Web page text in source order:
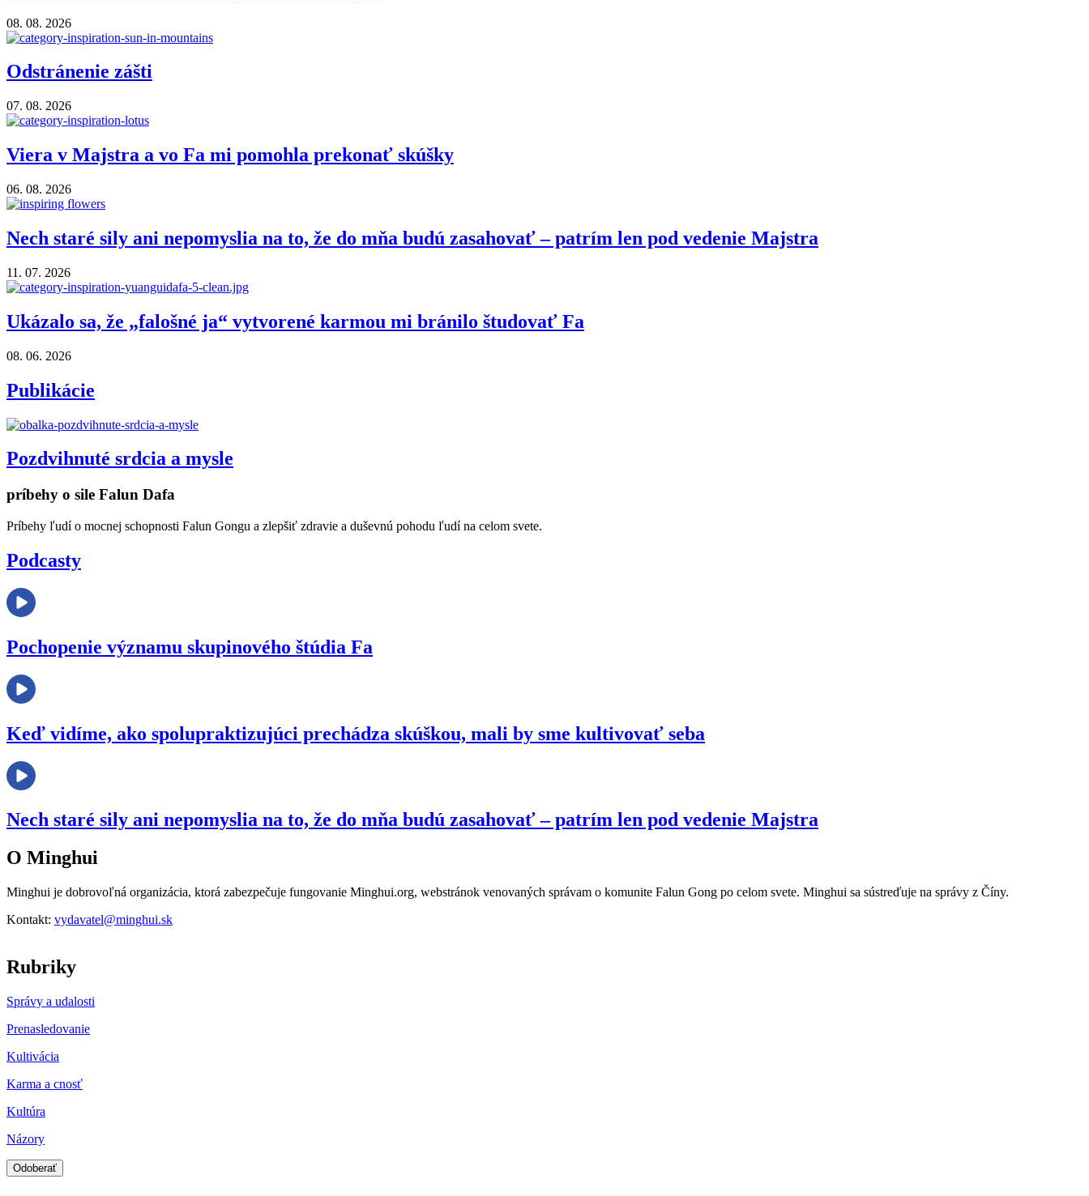
08. 08. 2026
Odstránenie zášti
07. 08. 2026
Viera v Majstra a vo Fa mi pomohla prekonať skúšky
06. 08. 2026
Nech staré sily ani nepomyslia na to, že do mňa budú zasahovať – patrím len pod vedenie Majstra
11. 07. 2026
Ukázalo sa, že „falošné ja“ vytvorené karmou mi bránilo študovať Fa
08. 06. 2026
Publikácie
Pozdvihnuté srdcia a mysle
príbehy o sile Falun Dafa
Príbehy ľudí o mocnej schopnosti Falun Gongu a zlepšiť zdravie a duševnú pohodu ľudí na celom svete.
Podcasty
Pochopenie významu skupinového štúdia Fa
Keď vidíme, ako spolupraktizujúci prechádza skúškou, mali by sme kultivovať seba
Nech staré sily ani nepomyslia na to, že do mňa budú zasahovať – patrím len pod vedenie Majstra
O Minghui
Minghui je dobrovoľná organizácia, ktorá zabezpečuje fungovanie Minghui.org, webstránok venovaných správam o komunite Falun Gong po celom svete. Minghui sa sústreďuje na správy z Číny.
Kontakt: vydavatel@minghui.sk
Rubriky
Správy a udalosti
Prenasledovanie
Kultivácia
Karma a cnosť
Kultúra
Názory